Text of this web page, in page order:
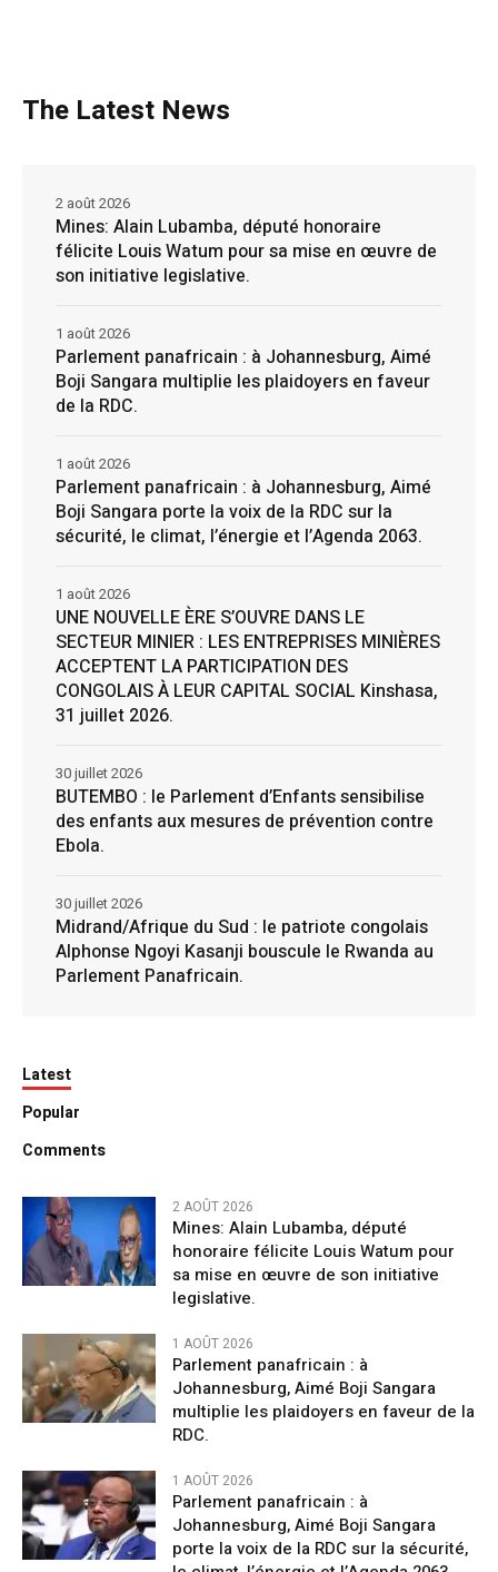
The Latest News
Mines: Alain Lubamba, député honoraire
félicite Louis Watum pour sa mise en œuvre de
son initiative legislative.
2 août 2026
Parlement panafricain : à Johannesburg, Aimé
Boji Sangara multiplie les plaidoyers en faveur
de la RDC.
1 août 2026
Parlement panafricain : à Johannesburg, Aimé
Boji Sangara porte la voix de la RDC sur la
sécurité, le climat, l’énergie et l’Agenda 2063.
1 août 2026
UNE NOUVELLE ÈRE S’OUVRE DANS LE
SECTEUR MINIER : LES ENTREPRISES MINIÈRES
ACCEPTENT LA PARTICIPATION DES
CONGOLAIS À LEUR CAPITAL SOCIAL Kinshasa,
31 juillet 2026.
1 août 2026
BUTEMBO : le Parlement d’Enfants sensibilise
des enfants aux mesures de prévention contre
Ebola.
30 juillet 2026
Midrand/Afrique du Sud : le patriote congolais
Alphonse Ngoyi Kasanji bouscule le Rwanda au
Parlement Panafricain.
30 juillet 2026
Latest
Popular
Comments
2 AOÛT 2026
Mines: Alain Lubamba, député
honoraire félicite Louis Watum pour
sa mise en œuvre de son initiative
legislative.
1 AOÛT 2026
Parlement panafricain : à
Johannesburg, Aimé Boji Sangara
multiplie les plaidoyers en faveur de la
RDC.
1 AOÛT 2026
Parlement panafricain : à
Johannesburg, Aimé Boji Sangara
porte la voix de la RDC sur la sécurité,